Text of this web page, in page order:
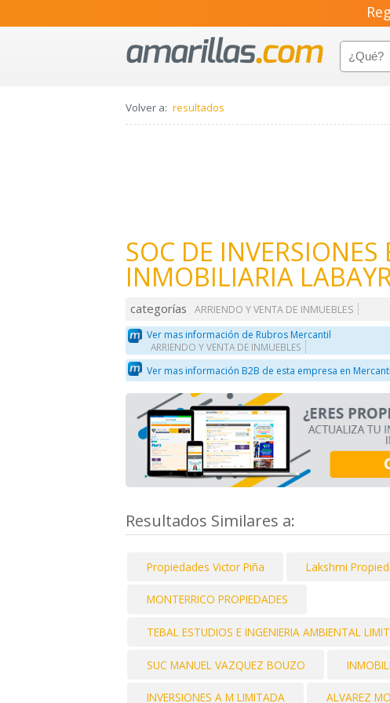
Volver a: resultados
SOC DE INVERSIONES
INMOBILIARIA
categorías
ARRIENDO Y VENTA DE INMUEBLES
Ver mas información de Rubros Mercantil
ARRIENDO Y VENTA DE INMUEBLES
Ver mas información B2B de esta empresa en
Resultados Similares a:
Propiedades Victor Piña Lakshmi
MONTERRICO PROPIEDADES
TEBAL ESTUDIOS E INGENIERIA AMBIENTAL
SUC MANUEL VAZQUEZ BOUZO
INVERSIONES A M LIMITADA ALVAREZ